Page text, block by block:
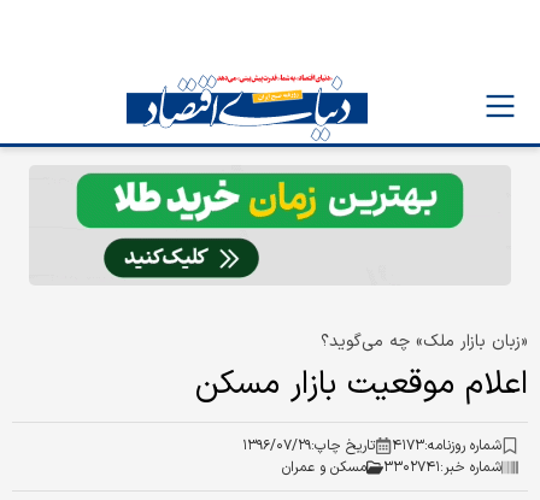
«زبان بازار ملک» چه می‌گوید؟
اعلام موقعیت بازار مسکن
شماره روزنامه:۴۱۷۳ تاریخ چاپ:۱۳۹۶/۰۷/۲۹
شماره خبر:۳۳۰۲۷۴۱ مسکن و عمران